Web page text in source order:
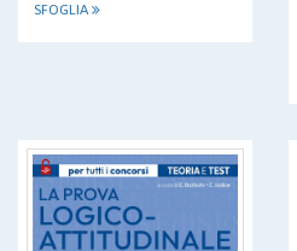
SFOGLIA